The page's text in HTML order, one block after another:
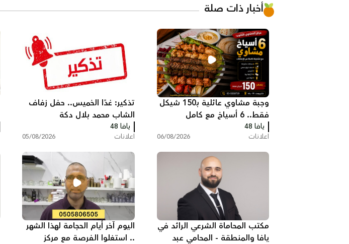
أخبار ذات صلة
وجبة مشاوي عائلية بـ150 شيكل
فقط.. 6 أسياخ مع كامل
الإضافات في مطعم أبو حلوة
بيافا
يافا 48
اعلانات 06/08/2026
تذكير: غدًا الخميس.. حفل زفاف
الشاب محمد بلال دكة
يافا 48
اعلانات 05/08/2026
مكتب المحاماة الشرعي الرائد في
يافا والمنطقة - المحامي عبد
اليوم آخر أيام الحجامة لهذا الشهر
.. استغلوا الفرصة مع مركز